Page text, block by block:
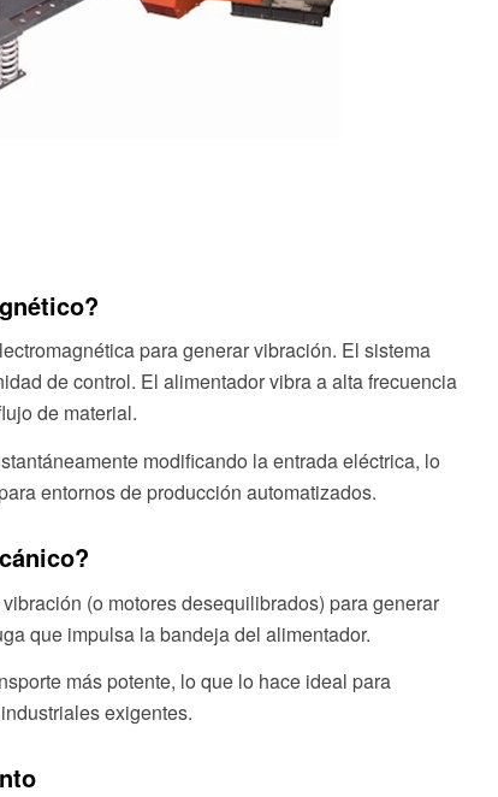
para generar vibración. El sistema
de control. El alimentador vibra a alta frecuencia
de material.
modificando la entrada eléctrica, lo
entornos de producción automatizados.
(o motores desequilibrados) para generar
que impulsa la bandeja del alimentador.
más potente, lo que lo hace ideal para
exigentes.